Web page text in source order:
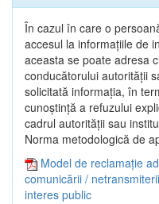
În cazul în care o
accesul la informaţiile de
aceasta se poate adresa
conducătorului autorităţii
solicitată informaţia, în
cunoştinţă a refuzului
cadrul autorităţii sau
Norma metodologică de
Model de reclamație
comunicării /
interes public